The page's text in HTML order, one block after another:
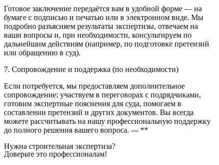
Готовое заключение передаётся вам в удобной форме — на
бумаге с подписью и печатью или в электронном виде. Мы
подробно разъясняем результаты экспертизы, отвечаем на
ваши вопросы и, при необходимости, консультируем по
дальнейшим действиям (например, по подготовке претензий
или обращению в суд).
7. Сопровождение и поддержка (по необходимости)
Если потребуется, мы предоставляем дополнительное
сопровождение: участвуем в переговорах с подрядчиками,
готовим экспертные пояснения для суда, помогаем в
составлении претензий и других документов. Вы всегда
можете рассчитывать на нашу профессиональную поддержку
до полного решения вашего вопроса. --- **
Нужна строительная экспертиза?
Доверьте это профессионалам!